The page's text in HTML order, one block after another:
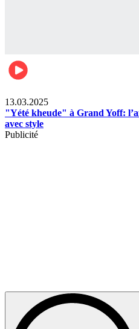
13.03.2025
"Yété kheude" à Grand Yoff:
avec style
Publicité